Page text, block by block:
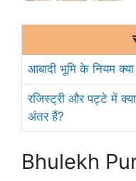
आबादी भूमि के नियम
रजिस्ट्री और पट्टे में क्या
अंतर हैं?
Bhulekh